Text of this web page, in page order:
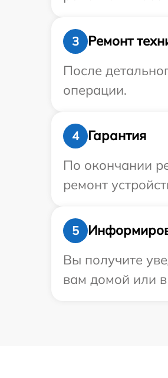
3
Ремонт
После
операции.
4
Гарантия
По окончании
ремонт
5
Вы получите
вам домой или